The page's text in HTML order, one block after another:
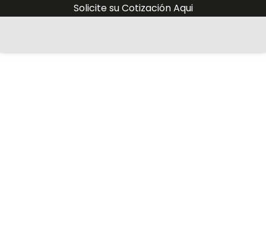
Solicite su Cotización Aqui